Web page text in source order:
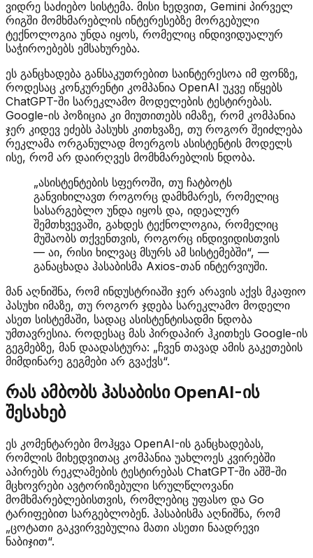
ვიდრე საძიებო სისტემა. მისი ხედვით, Gemini პირველ
რიგში მომხმარებლის ინტერესებზე მორგებული
ტექნოლოგია უნდა იყოს, რომელიც ინდივიდუალურ
საჭიროებებს ემსახურება.
ეს განცხადება განსაკუთრებით საინტერესოა იმ ფონზე,
როდესაც კონკურენტი კომპანია OpenAI უკვე იწყებს
ChatGPT-ში სარეკლამო მოდელების ტესტირებას.
Google-ის პოზიცია კი მიუთითებს იმაზე, რომ კომპანია
ჯერ კიდევ ეძებს პასუხს კითხვაზე, თუ როგორ შეიძლება
რეკლამა ორგანულად მოერგოს ასისტენტის მოდელს
ისე, რომ არ დაირღვეს მომხმარებლის ნდობა.
„ასისტენტების სფეროში, თუ ჩატბოტს
განვიხილავთ როგორც დამხმარეს, რომელიც
სასარგებლო უნდა იყოს და, იდეალურ
შემთხვევაში, გახდეს ტექნოლოგია, რომელიც
მუშაობს თქვენთვის, როგორც ინდივიდისთვის
— აი, რისი ხილვაც მსურს ამ სისტემებში“, —
განაცხადა ჰასაბისმა Axios-თან ინტერვიუში.
მან აღნიშნა, რომ ინდუსტრიაში ჯერ არავის აქვს მკაფიო
პასუხი იმაზე, თუ როგორ ჯდება სარეკლამო მოდელი
ასეთ სისტემაში, სადაც ასისტენტისადმი ნდობა
უმთავრესია. როდესაც მას პირდაპირ ჰკითხეს Google-ის
გეგმებზე, მან დაადასტურა: „ჩვენ თავად ამის გაკეთების
მიმდინარე გეგმები არ გვაქვს“.
რას ამბობს ჰასაბისი OpenAI-ის
შესახებ
ეს კომენტარები მოჰყვა OpenAI-ის განცხადებას,
რომლის მიხედვითაც კომპანია უახლოეს კვირებში
აპირებს რეკლამების ტესტირებას ChatGPT-ში აშშ-ში
მცხოვრები ავტორიზებული სრულწლოვანი
მომხმარებლებისთვის, რომლებიც უფასო და Go
ტარიფებით სარგებლობენ. ჰასაბისმა აღნიშნა, რომ
„ცოტათი გაკვირვებულია მათი ასეთი ნაადრევი
ნაბიჯით“.